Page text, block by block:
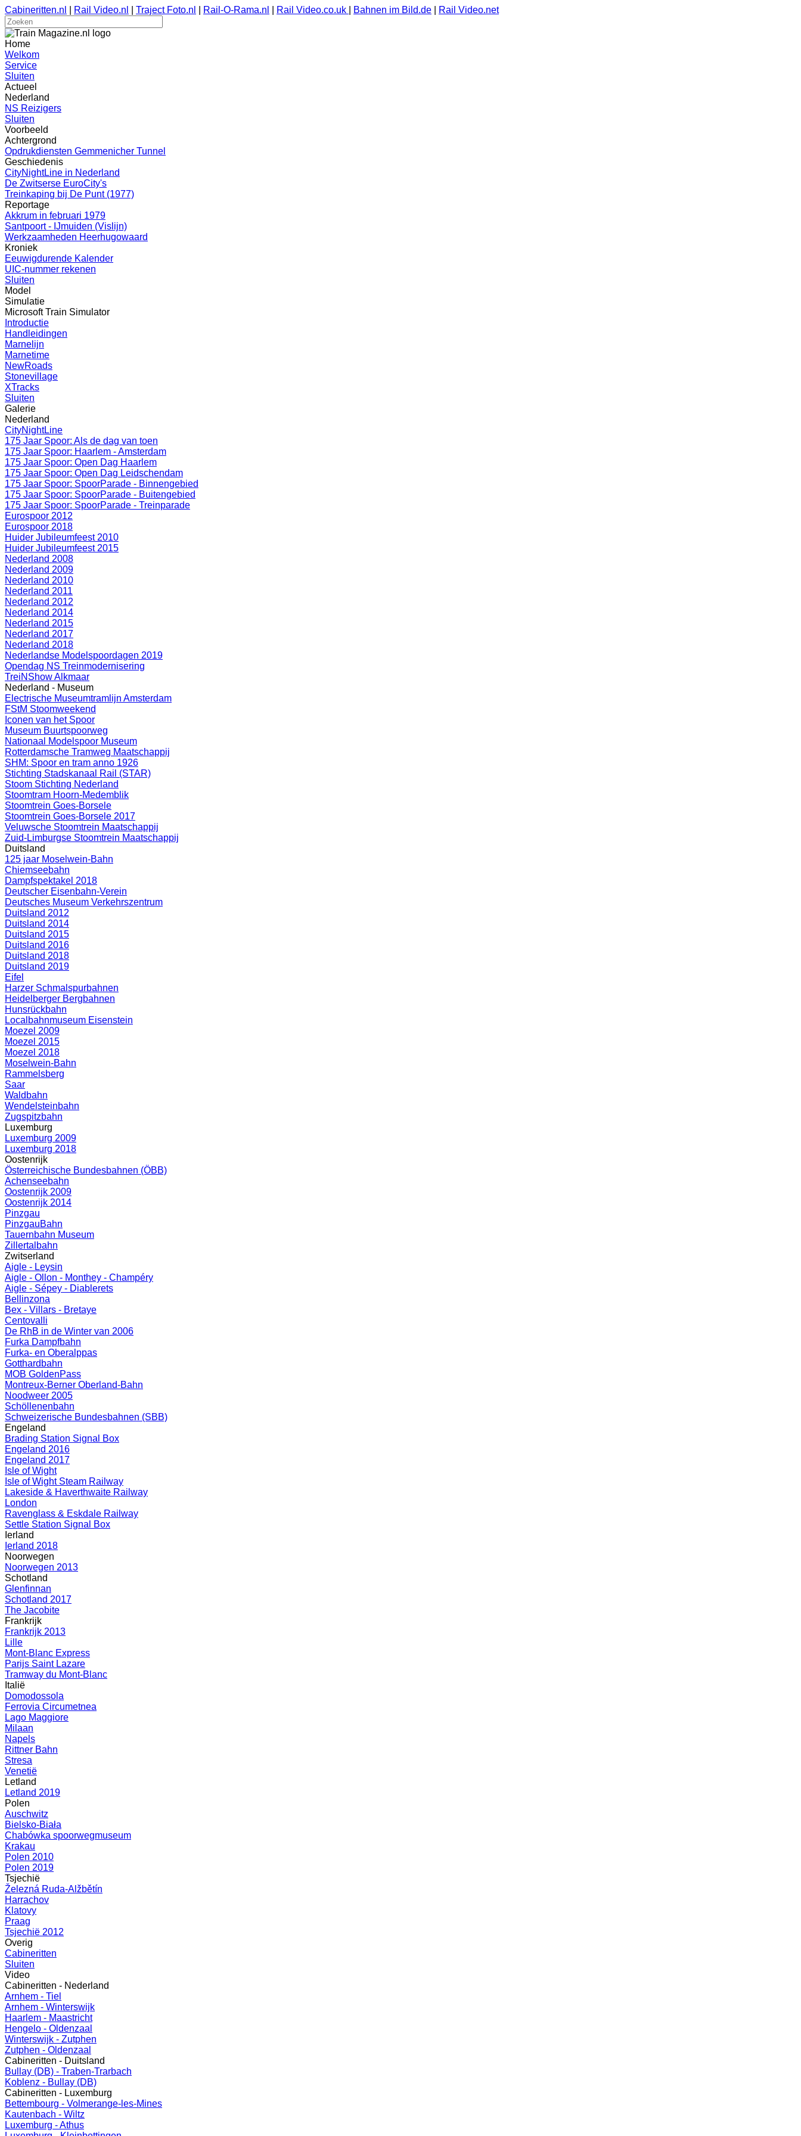
Cabineritten.nl Rail Video.nl Traject Foto.nl Rail-O-Rama.nl Rail Video.co.uk Bahnen im Bild.de Rail Video.net
Home
Welkom
Service
Sluiten
Actueel
Nederland
NS Reizigers
Sluiten
Voorbeeld
Achtergrond
Opdrukdiensten Gemmenicher Tunnel
Geschiedenis
CityNightLine in Nederland
De Zwitserse EuroCity's
Treinkaping bij De Punt (1977)
Reportage
Akkrum in februari 1979
Santpoort - IJmuiden (Vislijn)
Werkzaamheden Heerhugowaard
Kroniek
Eeuwigdurende Kalender
UIC-nummer rekenen
Sluiten
Model
Simulatie
Microsoft Train Simulator
Introductie
Handleidingen
Marnelijn
Marnetime
NewRoads
Stonevillage
XTracks
Sluiten
Galerie
Nederland
CityNightLine
175 Jaar Spoor: Als de dag van toen
175 Jaar Spoor: Haarlem - Amsterdam
175 Jaar Spoor: Open Dag Haarlem
175 Jaar Spoor: Open Dag Leidschendam
175 Jaar Spoor: SpoorParade - Binnengebied
175 Jaar Spoor: SpoorParade - Buitengebied
175 Jaar Spoor: SpoorParade - Treinparade
Eurospoor 2012
Eurospoor 2018
Huider Jubileumfeest 2010
Huider Jubileumfeest 2015
Nederland 2008
Nederland 2009
Nederland 2010
Nederland 2011
Nederland 2012
Nederland 2014
Nederland 2015
Nederland 2017
Nederland 2018
Nederlandse Modelspoordagen 2019
Opendag NS Treinmodernisering
TreiNShow Alkmaar
Nederland - Museum
Electrische Museumtramlijn Amsterdam
FStM Stoomweekend
Iconen van het Spoor
Museum Buurtspoorweg
Nationaal Modelspoor Museum
Rotterdamsche Tramweg Maatschappij
SHM: Spoor en tram anno 1926
Stichting Stadskanaal Rail (STAR)
Stoom Stichting Nederland
Stoomtram Hoorn-Medemblik
Stoomtrein Goes-Borsele
Stoomtrein Goes-Borsele 2017
Veluwsche Stoomtrein Maatschappij
Zuid-Limburgse Stoomtrein Maatschappij
Duitsland
125 jaar Moselwein-Bahn
Chiemseebahn
Dampfspektakel 2018
Deutscher Eisenbahn-Verein
Deutsches Museum Verkehrszentrum
Duitsland 2012
Duitsland 2014
Duitsland 2015
Duitsland 2016
Duitsland 2018
Duitsland 2019
Eifel
Harzer Schmalspurbahnen
Heidelberger Bergbahnen
Hunsrückbahn
Localbahnmuseum Eisenstein
Moezel 2009
Moezel 2015
Moezel 2018
Moselwein-Bahn
Rammelsberg
Saar
Waldbahn
Wendelsteinbahn
Zugspitzbahn
Luxemburg
Luxemburg 2009
Luxemburg 2018
Oostenrijk
Österreichische Bundesbahnen (ÖBB)
Achenseebahn
Oostenrijk 2009
Oostenrijk 2014
Pinzgau
PinzgauBahn
Tauernbahn Museum
Zillertalbahn
Zwitserland
Aigle - Leysin
Aigle - Ollon - Monthey - Champéry
Aigle - Sépey - Diablerets
Bellinzona
Bex - Villars - Bretaye
Centovalli
De RhB in de Winter van 2006
Furka Dampfbahn
Furka- en Oberalppas
Gotthardbahn
MOB GoldenPass
Montreux-Berner Oberland-Bahn
Noodweer 2005
Schöllenenbahn
Schweizerische Bundesbahnen (SBB)
Engeland
Brading Station Signal Box
Engeland 2016
Engeland 2017
Isle of Wight
Isle of Wight Steam Railway
Lakeside & Haverthwaite Railway
London
Ravenglass & Eskdale Railway
Settle Station Signal Box
Ierland
Ierland 2018
Noorwegen
Noorwegen 2013
Schotland
Glenfinnan
Schotland 2017
The Jacobite
Frankrijk
Frankrijk 2013
Lille
Mont-Blanc Express
Parijs Saint Lazare
Tramway du Mont-Blanc
Italië
Domodossola
Ferrovia Circumetnea
Lago Maggiore
Milaan
Napels
Rittner Bahn
Stresa
Venetië
Letland
Letland 2019
Polen
Auschwitz
Bielsko-Biała
Chabówka spoorwegmuseum
Krakau
Polen 2010
Polen 2019
Tsjechië
Železná Ruda-Alžbětín
Harrachov
Klatovy
Praag
Tsjechië 2012
Overig
Cabineritten
Sluiten
Video
Cabineritten - Nederland
Arnhem - Tiel
Arnhem - Winterswijk
Haarlem - Maastricht
Hengelo - Oldenzaal
Winterswijk - Zutphen
Zutphen - Oldenzaal
Cabineritten - Duitsland
Bullay (DB) - Traben-Trarbach
Koblenz - Bullay (DB)
Cabineritten - Luxemburg
Bettembourg - Volmerange-les-Mines
Kautenbach - Wiltz
Luxemburg - Athus